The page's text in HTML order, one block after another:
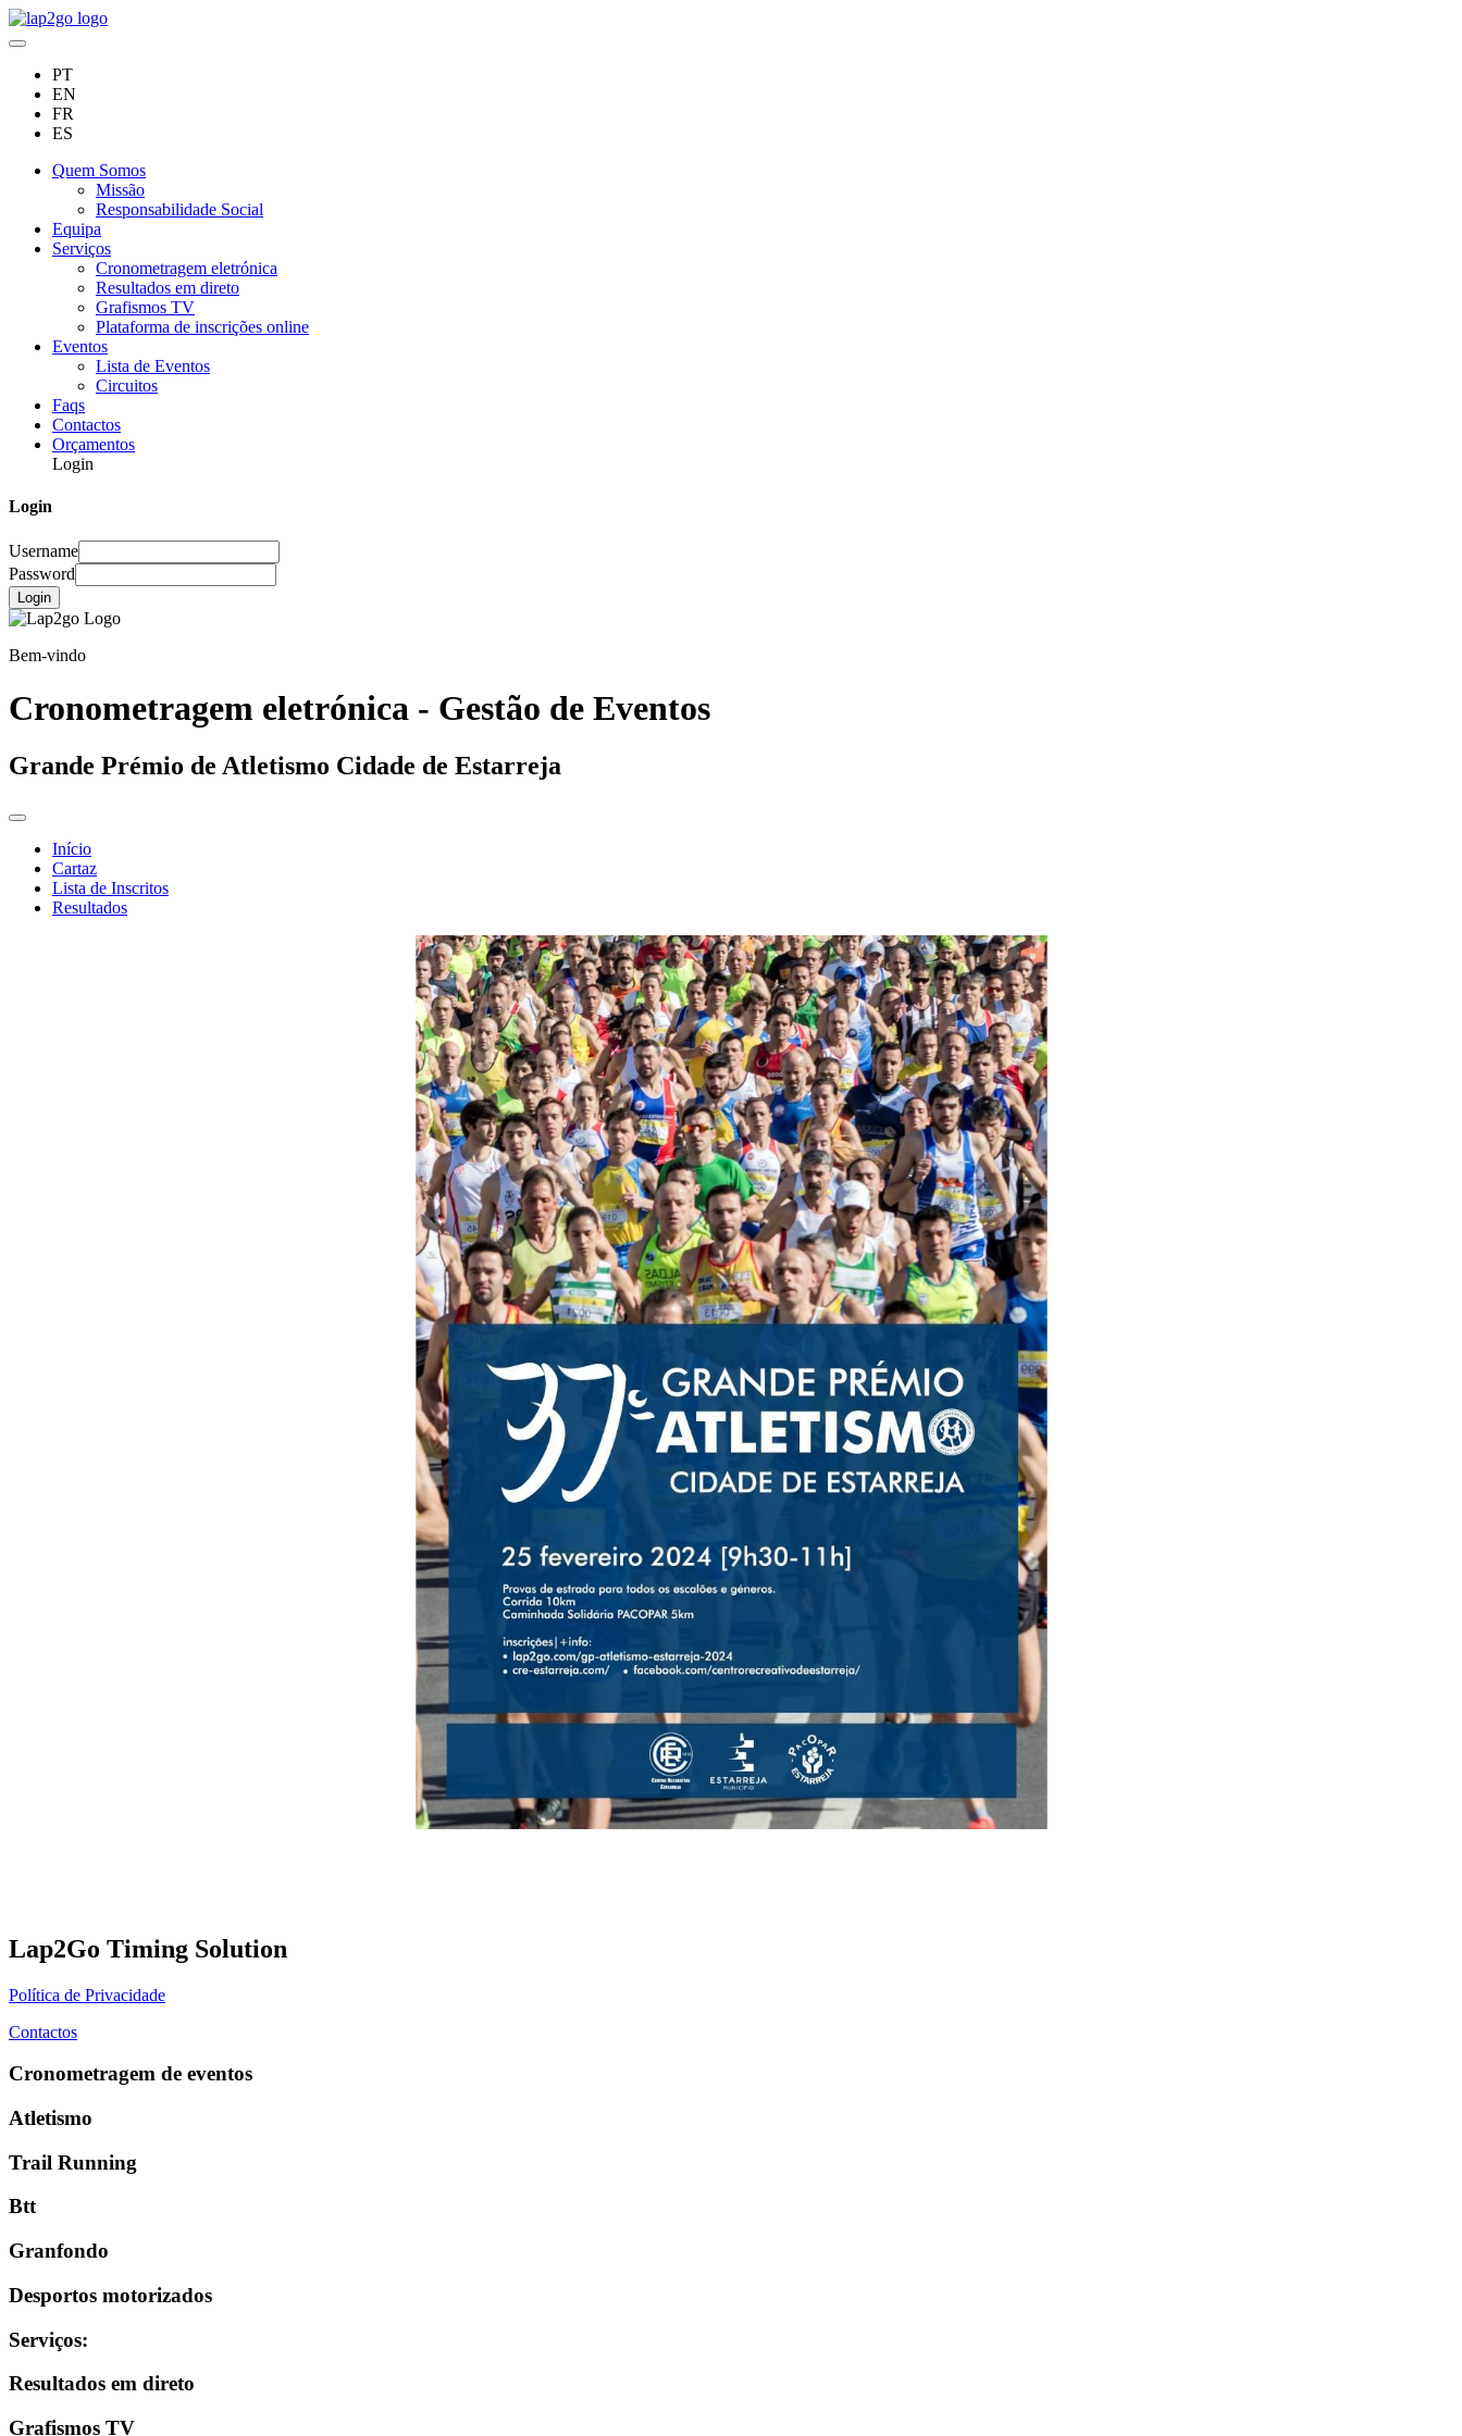
PT
EN
FR
ES
Quem Somos
Missão
Responsabilidade Social
Equipa
Serviços
Cronometragem eletrónica
Resultados em direto
Grafismos TV
Plataforma de inscrições online
Eventos
Lista de Eventos
Circuitos
Faqs
Contactos
Orçamentos
Login
Login
Username
Password
Login
Bem-vindo
Cronometragem eletrónica - Gestão de Eventos
Grande Prémio de Atletismo Cidade de Estarreja
Início
Cartaz
Lista de Inscritos
Resultados
Lap2Go Timing Solution
Política de Privacidade
Contactos
Cronometragem de eventos
Atletismo
Trail Running
Btt
Granfondo
Desportos motorizados
Serviços:
Resultados em direto
Grafismos TV